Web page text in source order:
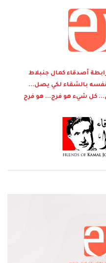
أصدقاء كمال جنبلاط
بالشقاء لكي يصل...
كل شيء هو فرح... هو فرح